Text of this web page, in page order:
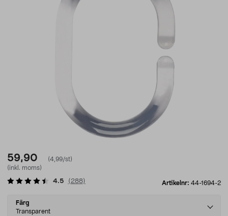
59,90
(4,99/st)
(inkl. moms)
Artikelnr: 44-1694-2
4.5 ( 288)
Select
variant
Färg
Transparent